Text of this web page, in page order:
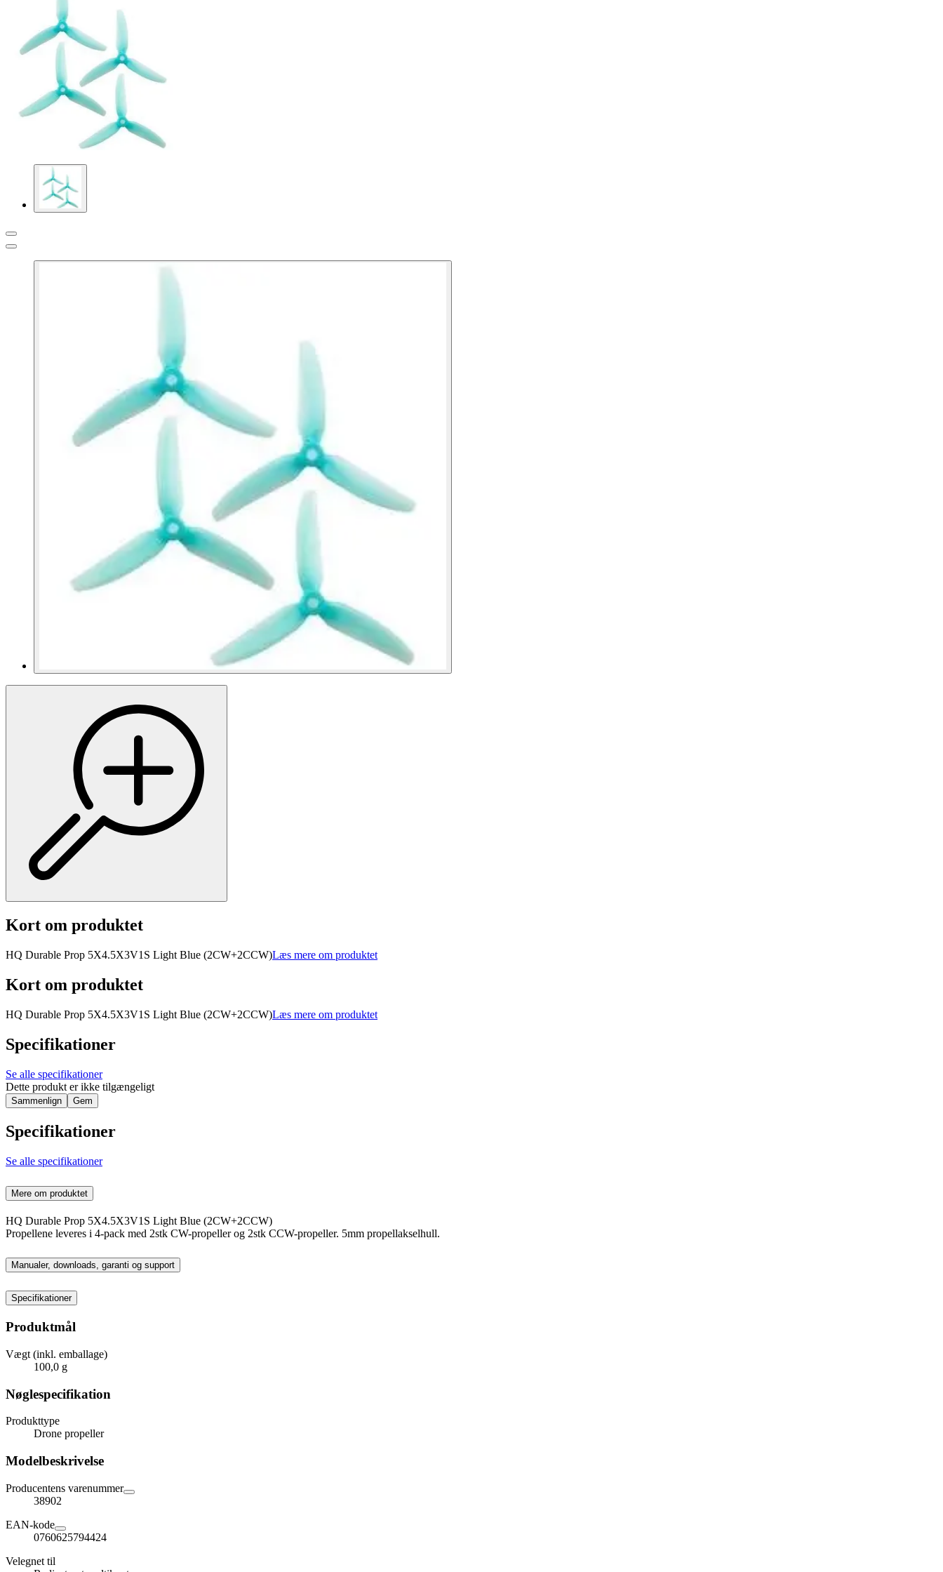
Kort om produktet
HQ Durable Prop 5X4.5X3V1S Light Blue (2CW+2CCW)Læs mere om produktet
Kort om produktet
HQ Durable Prop 5X4.5X3V1S Light Blue (2CW+2CCW)Læs mere om produktet
Specifikationer
Se alle specifikationer
Dette produkt er ikke tilgængeligt
Sammenlign Gem
Specifikationer
Se alle specifikationer
Mere om produktet
HQ Durable Prop 5X4.5X3V1S Light Blue (2CW+2CCW)
Propellene leveres i 4-pack med 2stk CW-propeller og 2stk CCW-propeller. 5mm propellakselhull.
Manualer, downloads, garanti og support
Specifikationer
Produktmål
Vægt (inkl. emballage)
100,0 g
Nøglespecifikation
Produkttype
Drone propeller
Modelbeskrivelse
Producentens varenummer
38902
EAN-kode
0760625794424
Velegnet til